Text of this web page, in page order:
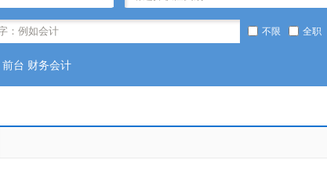
不限 全职
前台 财务会计